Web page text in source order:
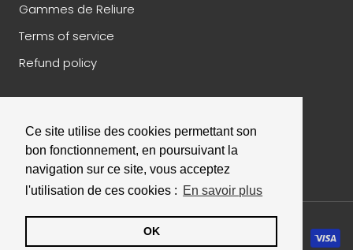
Ce site utilise des cookies permettant son
bon fonctionnement, en poursuivant la
navigation sur ce site, vous acceptez
l'utilisation de ces cookies : En savoir plus
OK
Gammes de Reliure
Terms of service
Refund policy
© 2026 Papeterie Financière- Réalisé parEPIXELIC
conditions générales de vente -mentions légales
Comment évalueriez-vous votre expérience ?
Sélectionnez
une
option